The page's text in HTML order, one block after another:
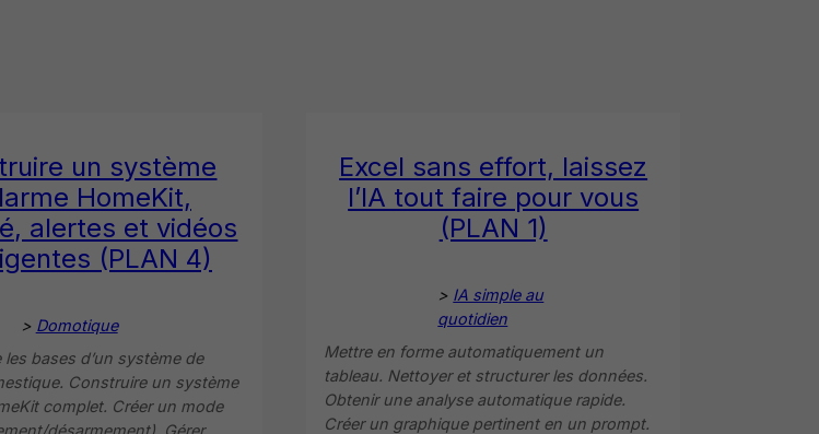
un système
HomeKit,
alertes et vidéos
(PLAN 4)
> Domotique
bases d’un système de
Construire un système
complet. Créer un mode
désarmement). Gérer
Excel sans effort, laissez
l’IA tout faire pour vous
(PLAN 1)
> IA simple au
quotidien
Mettre en forme automatiquement un
tableau. Nettoyer et structurer les données.
Obtenir une analyse automatique rapide.
Créer un graphique pertinent en un prompt.